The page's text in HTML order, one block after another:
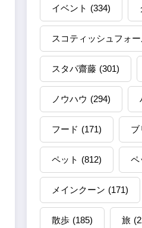
イベント (334)
スコティッシュフォー
スタパ齋藤 (301)
ノウハウ (294)
フード (171) ブ
ペット (812) ペ
メインクーン (171)
散歩 (185) 旅